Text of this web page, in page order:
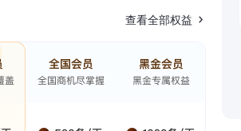
查看全部权益